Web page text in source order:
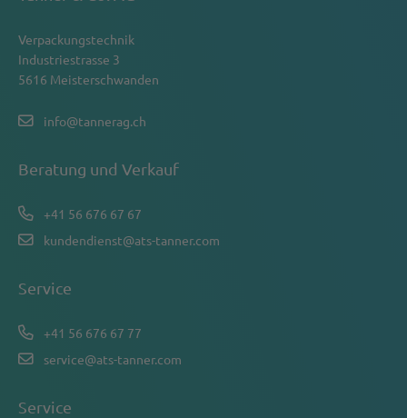
Verpackungstechnik
Industriestrasse 3
5616 Meisterschwanden
info@tannerag.ch
Beratung und Verkauf
+41 56 676 67 67
kundendienst@ats-tanner.com
Service
+41 56 676 67 77
service@ats-tanner.com
Service